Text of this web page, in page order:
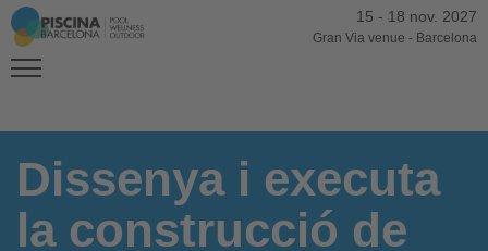
15 - 18 nov. 2027
Gran Via venue - Barcelona
Dissenya i executa
la construcció de